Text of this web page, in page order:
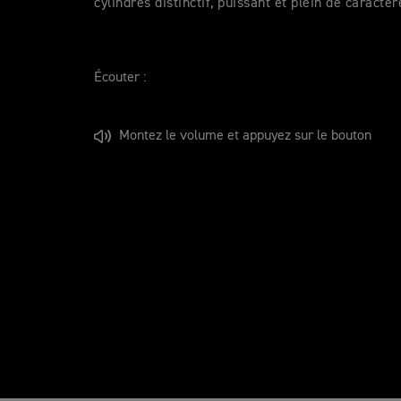
cylindres distinctif, puissant et plein de
Écouter :
Montez le volume et appuyez sur le bouton